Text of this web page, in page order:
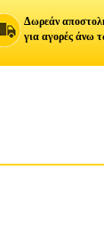
Δωρεάν
για αγορές άνω